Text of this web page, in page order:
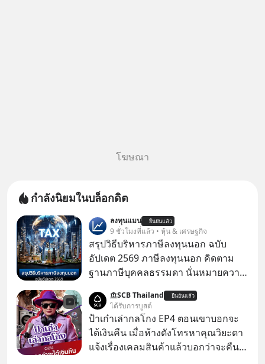
โฆษณา
กำลังนิยมในบล็อกดิต
ลงทุนแมน ยืนยันแล้ว
9 ชั่วโมงที่แล้ว • หุ้น & เศรษฐกิจ
สรุปวิธีบริหารภาษีลงทุนนอก ฉบับ
อัปเดต 2569 ภาษีลงทุนนอก คิดตาม
ฐานภาษีบุคคลธรรมดา นั่นหมายความ
SCB Thailand ยืนยันแล้ว
ได้รับการบูสต์
ป้าเก๋าเล่ากลโกง EP4 ตอนเขาบอกจะ
ได้เงินคืน เมื่อห้างดังโทรหาคุณวิยะดา
แจ้งเรื่องเคลมสินค้าแล้วบอกว่าจะคืน